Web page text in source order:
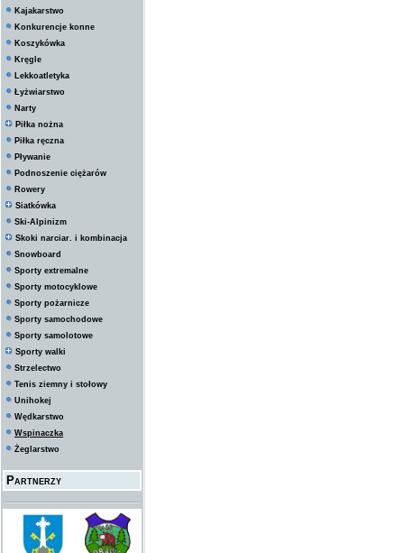
Kajakarstwo
Konkurencje konne
Koszykówka
Kręgle
Lekkoatletyka
Łyżwiarstwo
Narty
Piłka nożna
Piłka ręczna
Pływanie
Podnoszenie ciężarów
Rowery
Siatkówka
Ski-Alpinizm
Skoki narciar. i kombinacja
Snowboard
Sporty extremalne
Sporty motocyklowe
Sporty pożarnicze
Sporty samochodowe
Sporty samolotowe
Sporty walki
Strzelectwo
Tenis ziemny i stołowy
Unihokej
Wędkarstwo
Wspinaczka
Żeglarstwo
Partnerzy